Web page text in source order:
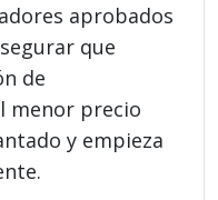
aprobados
que
de
menor precio
y empieza